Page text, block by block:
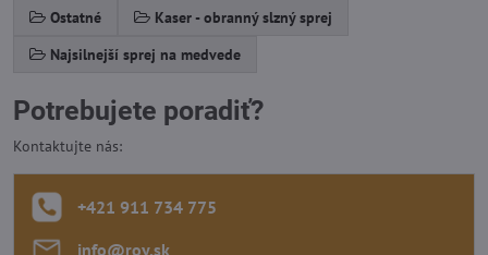
Ostatné
Kaser - obranný slzný sprej
Najsilnejší sprej na medvede
Potrebujete poradiť?
Kontaktujte nás:
+421 911 734 775
info​@roy​.sk